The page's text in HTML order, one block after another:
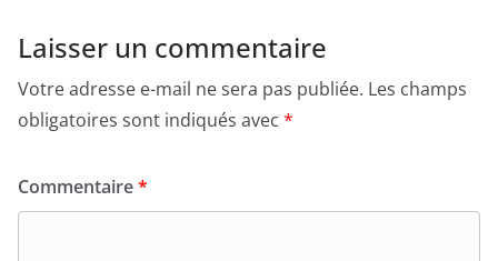
Laisser un commentaire
Votre adresse e-mail ne sera pas publiée. Les champs
obligatoires sont indiqués avec *
Commentaire*